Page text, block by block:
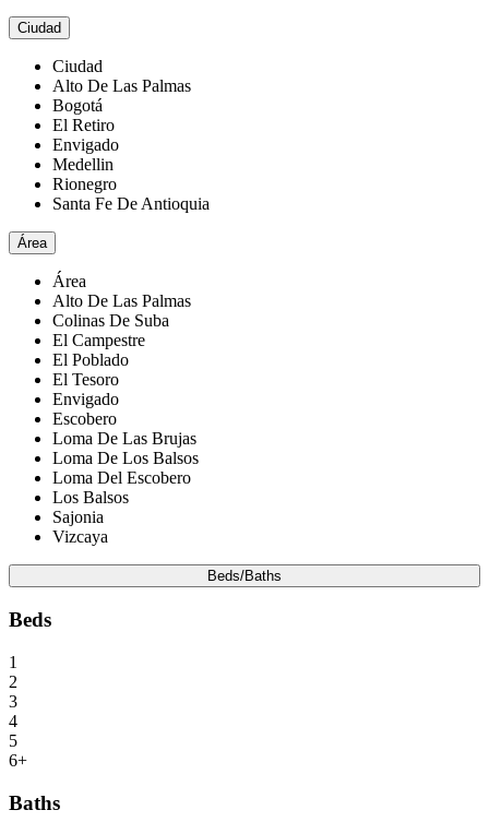
Ciudad
Ciudad
Alto De Las Palmas
Bogotá
El Retiro
Envigado
Medellin
Rionegro
Santa Fe De Antioquia
Área
Área
Alto De Las Palmas
Colinas De Suba
El Campestre
El Poblado
El Tesoro
Envigado
Escobero
Loma De Las Brujas
Loma De Los Balsos
Loma Del Escobero
Los Balsos
Sajonia
Vizcaya
Beds/Baths
Beds
1
2
3
4
5
6+
Baths